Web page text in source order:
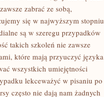
zabrać ze sobą,
się w najwyższym stopniu
są w szeregu przypadków
takich szkoleń nie zawsze
które mają przyuczyć języka
wszystkich umiejętności
lekceważyć w pisaniu po
często nie dają nam żadnych